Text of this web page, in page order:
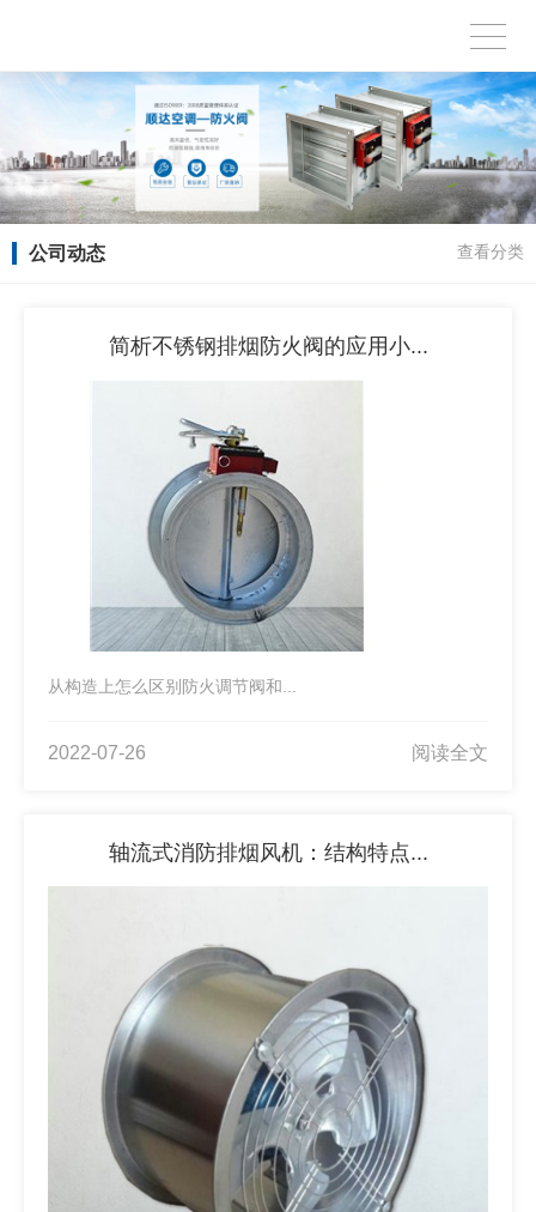
公司动态 查看分类
简析不锈钢排烟防火阀的应用小...
从构造上怎么区别防火调节阀和...
2022-07-26 阅读全文
轴流式消防排烟风机：结构特点...